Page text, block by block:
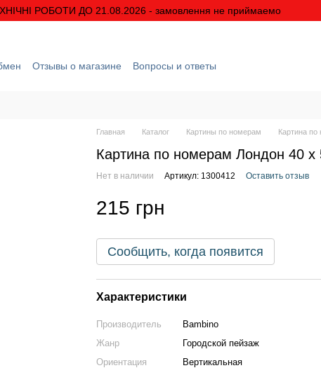
РОБОТИ ДО 21.08.2026 - замовлення не приймаемо
Отзывы о магазине
Вопросы и ответы
Главная Каталог Картины по номерам Картина
Картина по номерам Лондон 40
Нет в наличии Артикул: 1300412 Оставить отзыв
215 грн
Сообщить, когда появится
Характеристики
Производитель
Bambino
Жанр
Городской пейзаж
Ориентация
Вертикальная